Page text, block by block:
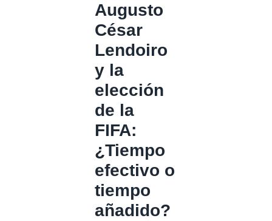
Augusto
César
Lendoiro
y la
elección
de la
FIFA:
¿Tiempo
efectivo o
tiempo
añadido?